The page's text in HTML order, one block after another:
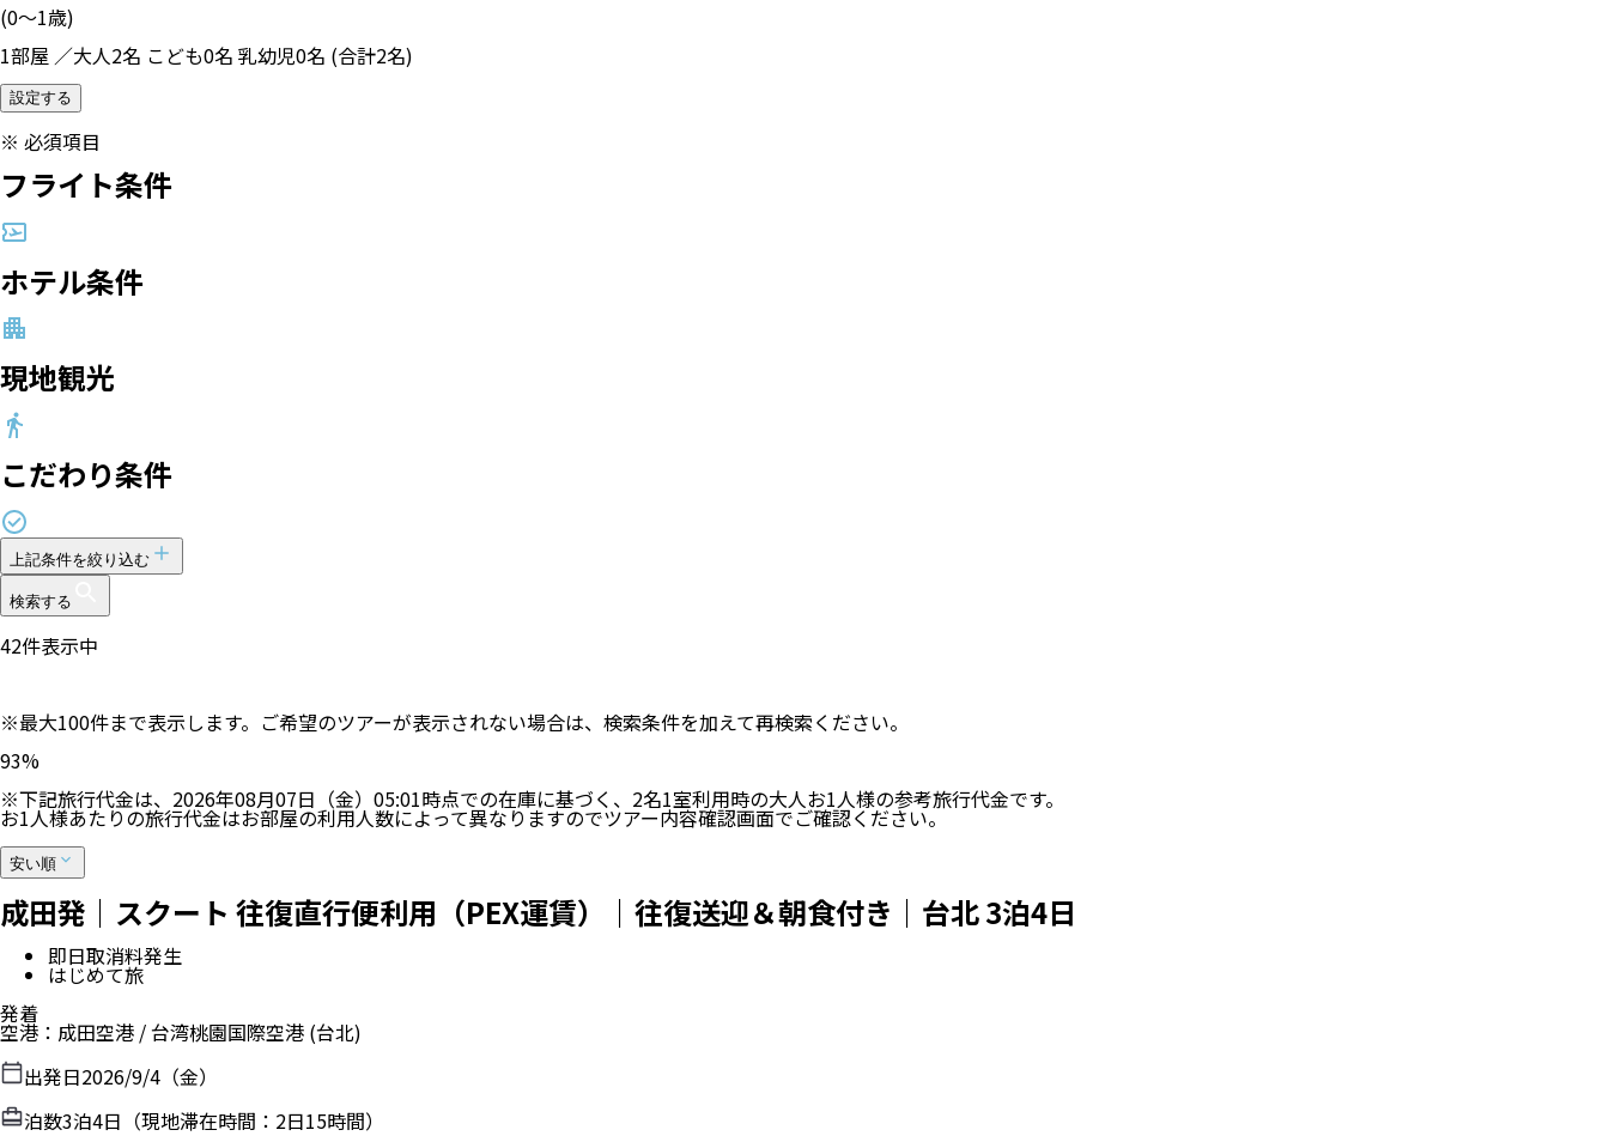
(0〜1歳)
1部屋 ／大人2名 こども0名 乳幼児0名 (合計2名)
設定する
※ 必須項目
フライト条件
ホテル条件
現地観光
こだわり条件
上記条件を絞り込む
検索する
42件表示中
※最大100件まで表示します。ご希望のツアーが表示されない場合は、検索条件を加えて再検索ください。
100%
※下記旅行代金は、 2026年08月07日（金）05:01時点での在庫に基づく、 2名1室利用時の大人お1人様の参考旅行代金です。
お1人様あたりの旅行代金はお部屋の利用人数によって異なりますのでツアー内容確認画面でご確認ください。
安い順
成田発｜スクート 往復直行便利用（PEX運賃）｜往復送迎＆朝食付き｜台北 3泊4日
即日取消料発生
はじめて旅
発着
空港 ： 成田空港 /台湾桃園国際空港 (台北)
出発日2026/9/4（金）
泊数3泊4日（現地滞在時間： 2日15時間）